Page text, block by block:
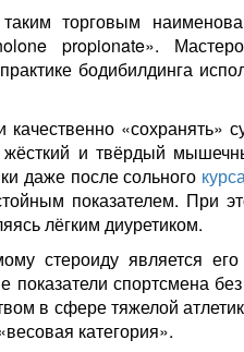
торговым
propionate».
бодибилдинга
качественно
жёсткий и твёрдый
даже после сольного
показателем. При
лёгким диуретиком.
стероиду является его
спортсмена
в сфере тяжелой
категория».